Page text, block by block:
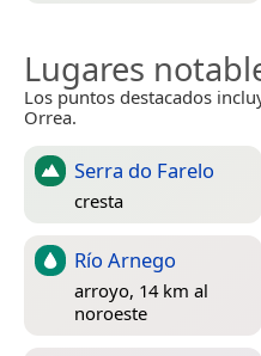
Lugares
Los puntos destacados
Orrea.
Serra do Farelo
cresta
Río Arnego
arroyo, 14 km al
noroeste